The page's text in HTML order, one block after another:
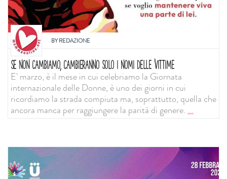
BYREDAZIONE
SE NON CAMBIAMO, CAMBIERANNO SOLO I NOMI DELLE VITTIME
E' marzo, è il mese in cui celebriamo la Giornata
internazionale delle Donne, è uno dei giorni in cui
ricordiamo la strada compiuta ma, soprattutto, quella che
ancora manca per raggiungere la parità di genere. ...